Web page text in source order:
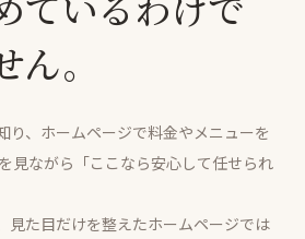
。
、ホームページで料金やメニューを
見ながら「ここなら安心して任せられ
見た目だけを整えたホームページでは